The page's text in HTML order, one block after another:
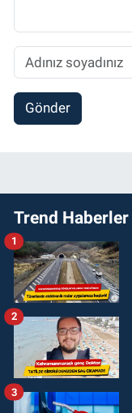
Gönder
Trend Haberler
1
2
3